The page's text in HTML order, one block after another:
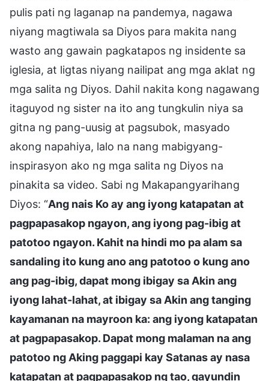
pulis pati ng laganap na pandemya, nagawa
niyang magtiwala sa Diyos para makita nang
wasto ang gawain pagkatapos ng insidente sa
iglesia, at ligtas niyang nailipat ang mga aklat ng
mga salita ng Diyos. Dahil nakita kong nagawang
itaguyod ng sister na ito ang tungkulin niya sa
gitna ng pang-uusig at pagsubok, masyado
akong napahiya, lalo na nang mabigyang-
inspirasyon ako ng mga salita ng Diyos na
pinakita sa video. Sabi ng Makapangyarihang
Diyos: “Ang nais Ko ay ang iyong katapatan at
pagpapasakop ngayon, ang iyong pag-ibig at
patotoo ngayon. Kahit na hindi mo pa alam sa
sandaling ito kung ano ang patotoo o kung ano
ang pag-ibig, dapat mong ibigay sa Akin ang
iyong lahat-lahat, at ibigay sa Akin ang tanging
kayamanan na mayroon ka: ang iyong katapatan
at pagpapasakop. Dapat mong malaman na ang
patotoo ng Aking paggapi kay Satanas ay nasa
katapatan at pagpapasakop ng tao, gayundin